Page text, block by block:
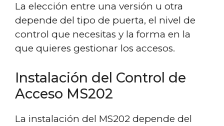
La elección entre una versión u otra
depende del tipo de puerta, el nivel de
control que necesitas y la forma en la
que quieres gestionar los accesos.
Instalación del Control de
Acceso MS202
La instalación del MS202 depende del